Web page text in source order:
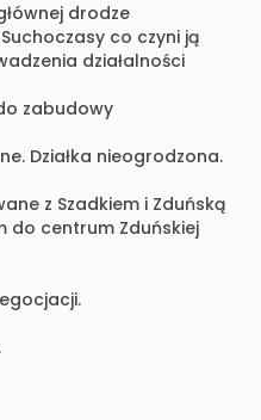
drodze
co czyni ją
działalności
zabudowy
Działka nieogrodzona.
z Szadkiem i Zduńską
do centrum Zduńskiej